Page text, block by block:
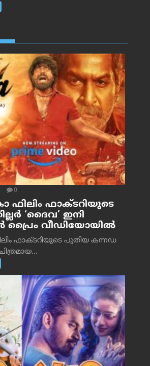
0
ഫിലിം ഫാക്ടറിയുടെ
‘ദൈവ’ ഇനി
വീഡിയോയിൽ
ഫാക്ടറിയുടെ പുതിയ കന്നഡ